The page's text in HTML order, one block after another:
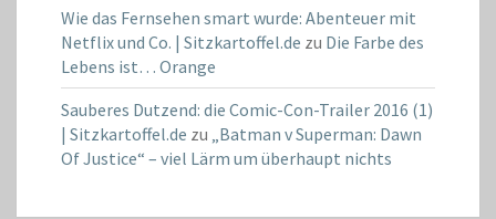
Wie das Fernsehen smart wurde: Abenteuer mit
Netflix und Co. | Sitzkartoffel.de zu Die Farbe des
Lebens ist… Orange
Sauberes Dutzend: die Comic-Con-Trailer 2016 (1)
| Sitzkartoffel.de zu „Batman v Superman: Dawn
Of Justice“ – viel Lärm um überhaupt nichts